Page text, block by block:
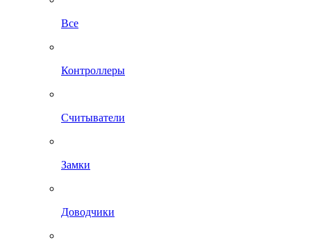
Все
Контроллеры
Считыватели
Замки
Доводчики